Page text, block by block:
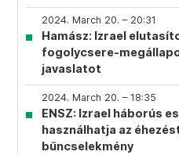
2024. March 20. – 20:31
Hamász: Izrael
fogolycsere-
javaslatot
2024. March 20. – 18:35
ENSZ: Izrael háborús
használhatja az
bűncselekmény